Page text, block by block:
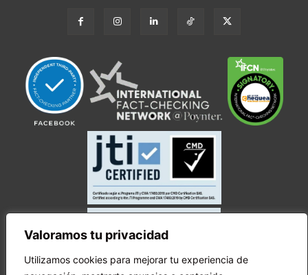
Valoramos tu privacidad
Utilizamos cookies para mejorar tu experiencia de